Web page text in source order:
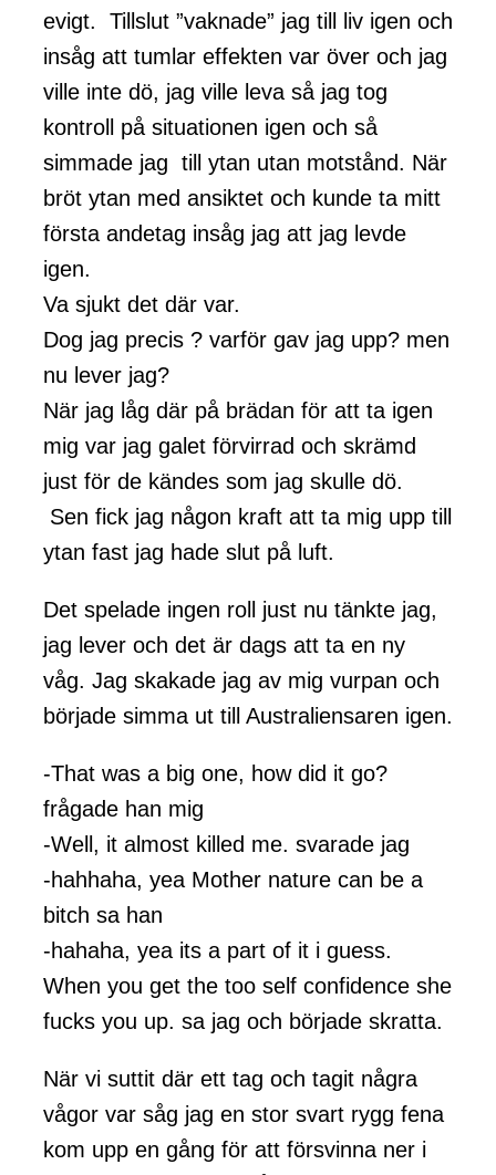
evigt. Tillslut ”vaknade” jag till liv igen och
insåg att tumlar effekten var över och jag
ville inte dö, jag ville leva så jag tog
kontroll på situationen igen och så
simmade jag till ytan utan motstånd. När
bröt ytan med ansiktet och kunde ta mitt
första andetag insåg jag att jag levde
igen.
Va sjukt det där var.
Dog jag precis ? varför gav jag upp? men
nu lever jag?
När jag låg där på brädan för att ta igen
mig var jag galet förvirrad och skrämd
just för de kändes som jag skulle dö.
Sen fick jag någon kraft att ta mig upp till
ytan fast jag hade slut på luft.
Det spelade ingen roll just nu tänkte jag,
jag lever och det är dags att ta en ny
våg. Jag skakade jag av mig vurpan och
började simma ut till Australiensaren igen.
-That was a big one, how did it go?
frågade han mig
-Well, it almost killed me. svarade jag
-hahhaha, yea Mother nature can be a
bitch sa han
-hahaha, yea its a part of it i guess.
When you get the too self confidence she
fucks you up. sa jag och började skratta.
När vi suttit där ett tag och tagit några
vågor var såg jag en stor svart rygg fena
kom upp en gång för att försvinna ner i